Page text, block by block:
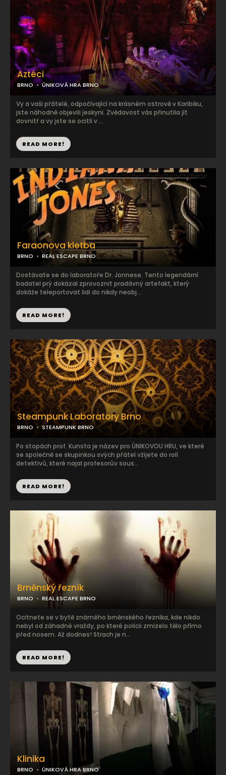
Aztéci
BRNO ÚNIKOVÁ HRA BRNO
Vy a vaši přátelé, odpočívající na krásném ostrově v Karibiku,
jste náhodně objevili jeskyni. Zvědavost vás přinutila jít
dovnitř a vy jste se ocitli v ...
READ MORE!
Steampunk Laboratory Brno
BRNO STEAMPUNK BRNO
Po stopách prof. Kunsta je název pro ÚNIKOVOU HRU, ve které
se společně se skupinkou svých přátel vžijete do rolí
detektivů, které najal profesorův sous...
READ MORE!
Klinika
BRNO ÚNIKOVÁ HRA BRNO
Faraonova kletba
BRNO REAL ESCAPE BRNO
Dostávate se do laboratoře Dr. Jonnese. Tento legendární
badatel prý dokázal zprovoznit pradávný artefakt, který
dokáže teleportovat lidi do nikdy neobj...
READ MORE!
Brněnský řezník
BRNO REAL ESCAPE BRNO
Ocitnete se v bytě známého brněnského řezníka, kde nikdo
nebyl od záhadné vraždy, po které policii zmizelo tělo přímo
před nosem. Až dodnes! Strach je n...
READ MORE!